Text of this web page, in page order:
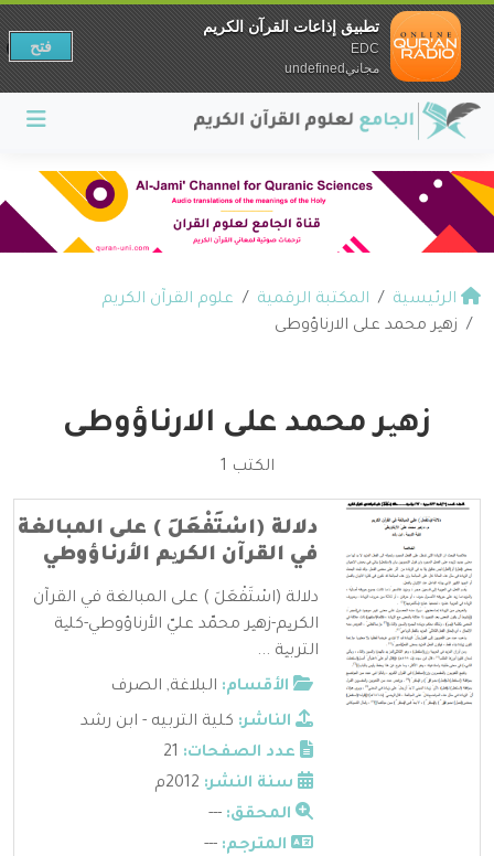
الرئيسية المكتبة الرقمية
علوم القرآن الكريم
زهیر محمد على الارناؤوطى
زهیر محمد على الارناؤوطى
الكتب 1
دلالة (اسْتَفْعَلَ ) على المبالغة
في القرآن الكریم الأرناؤوطي
دلالة (اسْتَفْعَلَ ) على المبالغة في القرآن
الكریم-زهیر محمّد عليّ الأرناؤوطي-كلیة
التربیة ...
الأقسام: البلاغة, الصرف
الناشر: كلية التربيه - ابن رشد
عدد الصفحات:
سنة النشر:
المحقق: ---
المترجم: ---
تطبيق إذاعات القرآن الكريم
EDC
مجانيundefined
فتح